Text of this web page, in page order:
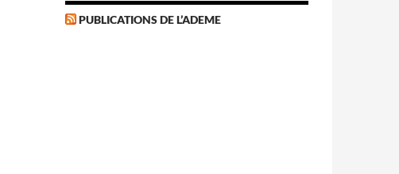
PUBLICATIONS DE L’ADEME